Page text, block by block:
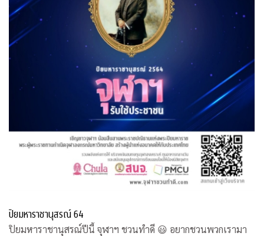
ปิยมหาราชานุสรณ์ 64
ปิยมหาราชานุสรณ์ปีนี้ จุฬาฯ ชวนทำดี 😃 อยากชวนพวกเรามา